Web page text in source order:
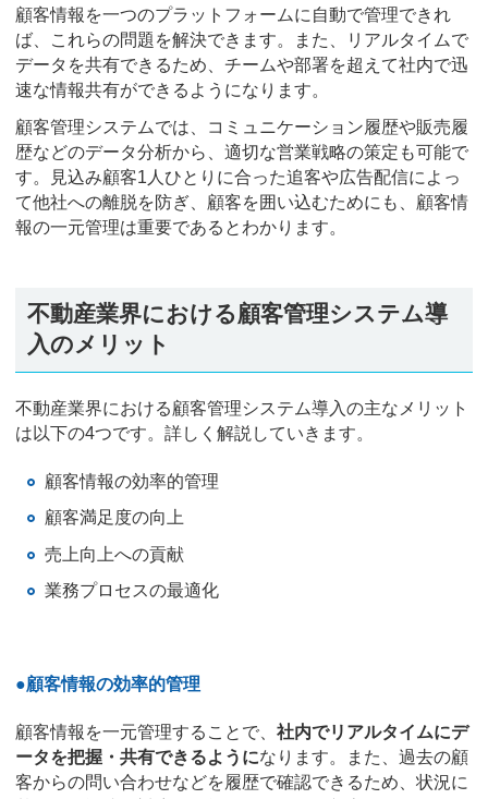
顧客情報を一つのプラットフォームに自動で管理できれ
ば、これらの問題を解決できます。また、リアルタイムで
データを共有できるため、チームや部署を超えて社内で迅
速な情報共有ができるようになります。
顧客管理システムでは、コミュニケーション履歴や販売履
歴などのデータ分析から、適切な営業戦略の策定も可能で
す。見込み顧客1人ひとりに合った追客や広告配信によっ
て他社への離脱を防ぎ、顧客を囲い込むためにも、顧客情
報の一元管理は重要であるとわかります。
不動産業界における顧客管理システム導
入のメリット
不動産業界における顧客管理システム導入の主なメリット
は以下の4つです。詳しく解説していきます。
顧客情報の効率的管理
顧客満足度の向上
売上向上への貢献
業務プロセスの最適化
●顧客情報の効率的管理
顧客情報を一元管理することで、 社内でリアルタイムにデ
ータを把握・共有できるようになります。また、過去の顧
客からの問い合わせなどを履歴で確認できるため、状況に